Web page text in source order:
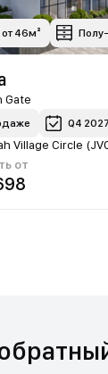
от 46м²
Gate
Q4 2027
Village Circle
от